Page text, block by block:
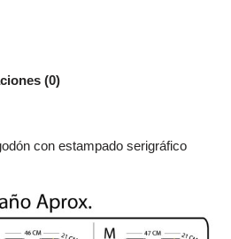
(0)
con estampado serigráfico